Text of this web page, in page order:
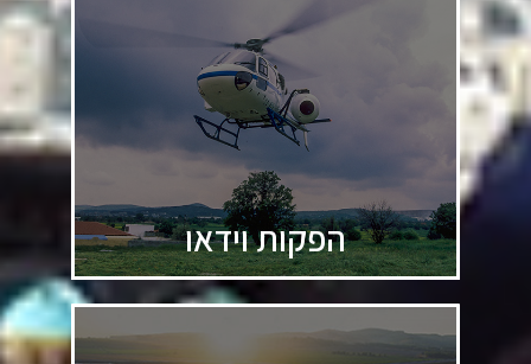
הפקות וידאו